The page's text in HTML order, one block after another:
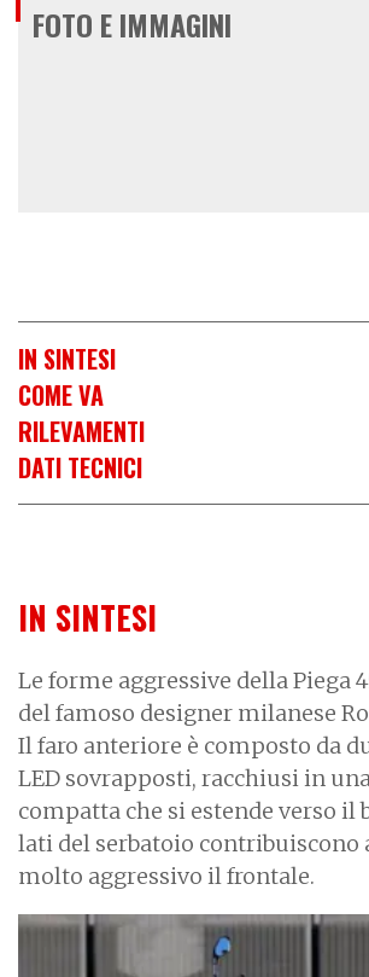
FOTO E IMMAGINI
IN SINTESI
COME VA
RILEVAMENTI
DATI TECNICI
IN SINTESI
Le forme aggressive della Piega
del famoso designer milanese
Il faro anteriore è composto da
LED sovrapposti, racchiusi in
compatta che si estende verso il
lati del serbatoio contribuiscono
molto aggressivo il frontale.
I